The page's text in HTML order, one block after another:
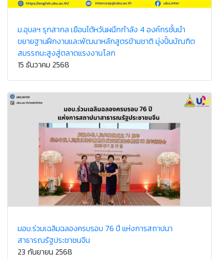
ม.อุบลฯ รุกสากล เยือนไต้หวันผนึกกำลัง 4 องค์กรชั้นนำ
ขยายฐานฝึกงานและพัฒนาหลักสูตรข้ามชาติ มุ่งปั้นบัณฑิต
สมรรถนะสูงสู่ตลาดแรงงานโลก
15 ธันวาคม 2568
มอบ.ร่วมเฉลิมฉลองครบรอบ 76 ปี แห่งการสถาปนา
สาธารณรัฐประชาชนจีน
23 กันยายน 2568